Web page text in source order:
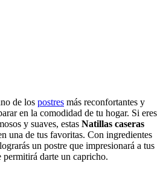
de los postres más reconfortantes y
en la comodidad de tu hogar. Si eres
y suaves, estas Natillas caseras
una de tus favoritas. Con ingredientes
un postre que impresionará a tus
darte un capricho.